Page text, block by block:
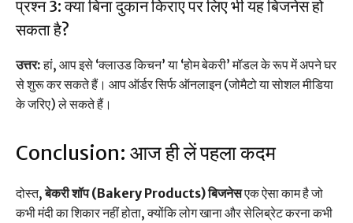
प्रश्न 3: क्या बिना दुकान किराए पर लिए भी यह बिजनेस हो
सकता है?
उत्तर:हां, आप इसे ‘क्लाउड किचन’ या ‘होम बेकरी’ मॉडल के रूप में अपने घर
से शुरू कर सकते हैं। आप ऑर्डर सिर्फ ऑनलाइन (जोमैटो या सोशल मीडिया
के जरिए) ले सकते हैं।
Conclusion: आज ही लें पहला कदम
दोस्त,बेकरी शॉप (Bakery Products) बिजनेसएक ऐसा काम है जो
कभी मंदी का शिकार नहीं होता, क्योंकि लोग खाना और सेलिब्रेट करना कभी